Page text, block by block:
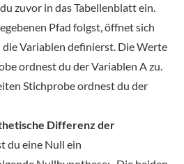
zuvor in das Tabellenblatt ein.
Pfad folgst, öffnet sich
die Variablen definierst. Die Werte
ordnest du der Variablen A zu.
Stichprobe ordnest du der
Differenz der
du eine Null ein